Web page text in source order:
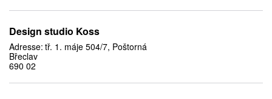
Design studio Koss
Adresse: tř. 1. máje 504/7, Poštorná
Břeclav
690 02